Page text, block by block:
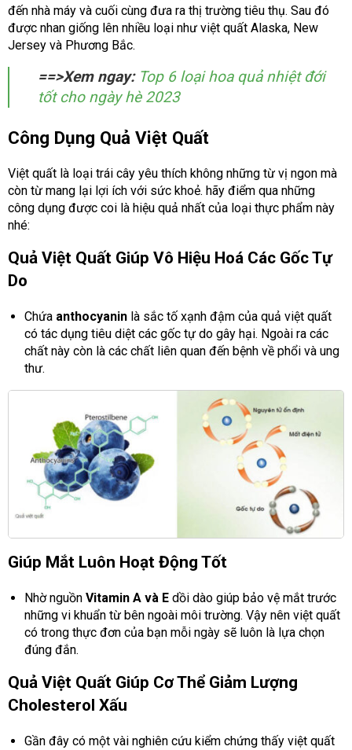
đến nhà máy và cuối cùng đưa ra thị trường tiêu thụ. Sau đó
được nhan giống lên nhiều loại như việt quất Alaska, New
Jersey và Phương Bắc.
==>Xem ngay: Top 6 loại hoa quả nhiệt đới
tốt cho ngày hè 2023
Công Dụng Quả Việt Quất
Việt quất là loại trái cây yêu thích không những từ vị ngon mà
còn từ mang lại lợi ích với sức khoẻ. hãy điểm qua những
công dụng được coi là hiệu quả nhất của loại thực phẩm này
nhé:
Quả Việt Quất Giúp Vô Hiệu Hoá Các Gốc Tự
Do
Chứa anthocyaninlà sắc tố xạnh đậm của quả việt quất
có tác dụng tiêu diệt các gốc tự do gây hại. Ngoài ra các
chất này còn là các chất liên quan đến bệnh về phổi và ung
thư.
Giúp Mắt Luôn Hoạt Động Tốt
Nhờ nguồn Vitamin A và Edồi dào giúp bảo vệ mắt trước
những vi khuẩn từ bên ngoài môi trường. Vậy nên việt quất
có trong thực đơn của bạn mỗi ngày sẽ luôn là lựa chọn
đúng đắn.
Quả Việt Quất Giúp Cơ Thể Giảm Lượng
Cholesterol Xấu
Gần đây có một vài nghiên cứu kiểm chứng thấy việt quất